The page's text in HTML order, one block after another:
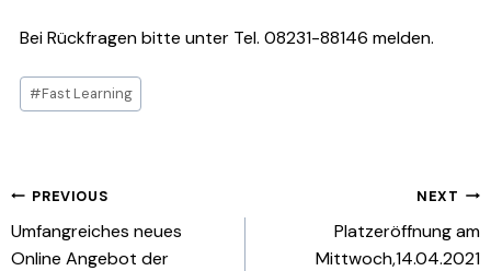
Bei Rückfragen bitte unter Tel. 08231-88146 melden.
Post
Tags:
#Fast Learning
Beitragsnavigation
PREVIOUS
Umfangreiches neues
Online Angebot der
NEXT
Platzeröffnung am
Mittwoch,14.04.2021